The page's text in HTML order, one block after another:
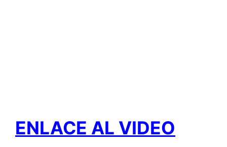
ENLACE AL VIDEO